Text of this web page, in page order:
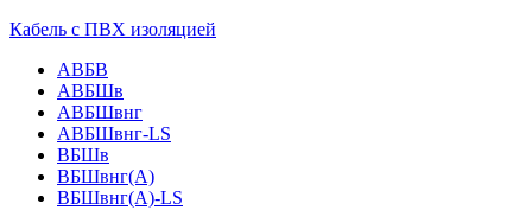
Кабель с ПВХ изоляцией
АВБВ
АВБШв
АВБШвнг
АВБШвнг-LS
ВБШв
ВБШвнг(A)
ВБШвнг(А)-LS